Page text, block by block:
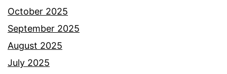
October 2025
September 2025
August 2025
July 2025